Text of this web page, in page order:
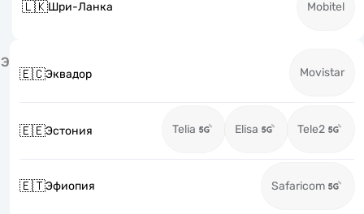
🇱🇰Шри-Ланка Mobitel
Э
🇪🇨Эквадор Movistar
🇪🇪Эстония Telia Elisa Tele2
🇪🇹Эфиопия Safaricom